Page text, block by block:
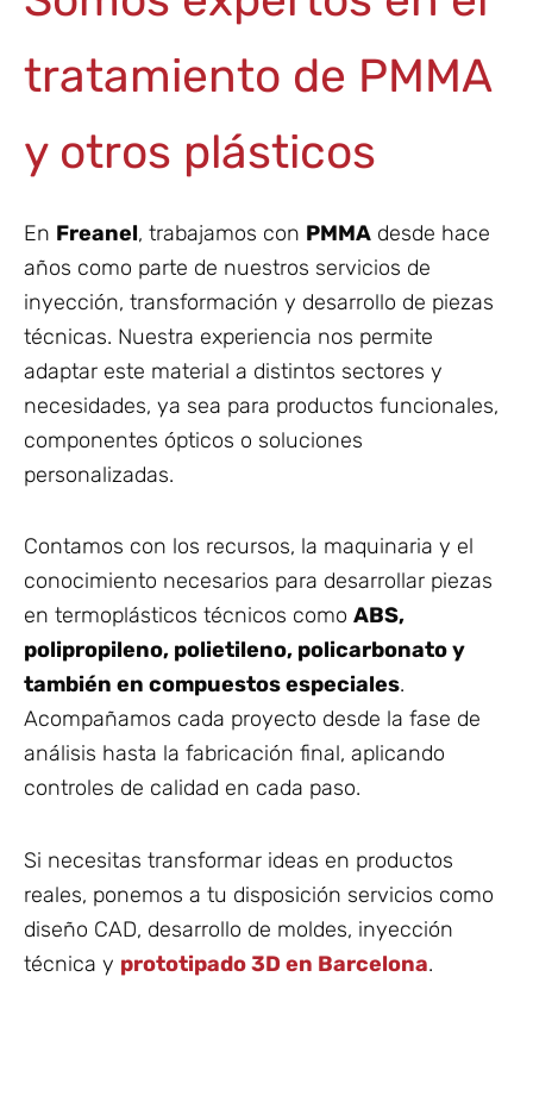
tratamiento de PMMA
y otros plásticos
En Freanel, trabajamos con PMMA desde hace
años como parte de nuestros servicios de
inyección, transformación y desarrollo de piezas
técnicas. Nuestra experiencia nos permite
adaptar este material a distintos sectores y
necesidades, ya sea para productos funcionales,
componentes ópticos o soluciones
personalizadas.
Contamos con los recursos, la maquinaria y el
conocimiento necesarios para desarrollar piezas
en termoplásticos técnicos como ABS,
polipropileno, polietileno, policarbonato y
también en compuestos especiales.
Acompañamos cada proyecto desde la fase de
análisis hasta la fabricación final, aplicando
controles de calidad en cada paso.
Si necesitas transformar ideas en productos
reales, ponemos a tu disposición servicios como
diseño CAD, desarrollo de moldes, inyección
técnica y prototipado 3D en Barcelona.